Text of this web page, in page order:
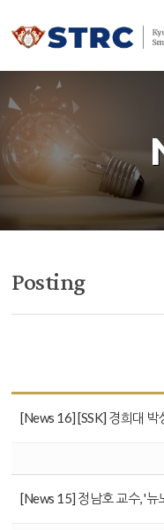
Posting
[News 16] [SSK] 경희대 박
[News 15] 정남호 교수, '뉴